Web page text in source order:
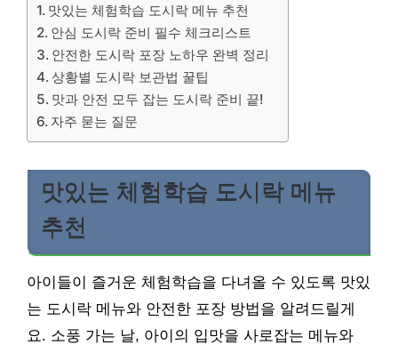
맛있는 체험학습 도시락 메뉴 추천
안심 도시락 준비 필수 체크리스트
안전한 도시락 포장 노하우 완벽 정리
상황별 도시락 보관법 꿀팁
맛과 안전 모두 잡는 도시락 준비 끝!
자주 묻는 질문
맛있는 체험학습 도시락 메뉴
추천
아이들이 즐거운 체험학습을 다녀올 수 있도록 맛있
는 도시락 메뉴와 안전한 포장 방법을 알려드릴게
요. 소풍 가는 날, 아이의 입맛을 사로잡는 메뉴와